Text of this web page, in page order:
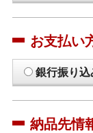
お支払い
銀行振り込
納品先情